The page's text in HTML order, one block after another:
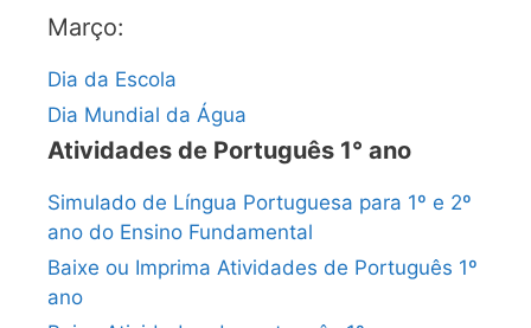
Março:
Dia da Escola
Dia Mundial da Água
Atividades de Português 1° ano
Simulado de Língua Portuguesa para 1º e 2º
ano do Ensino Fundamental
Baixe ou Imprima Atividades de Português 1º
ano